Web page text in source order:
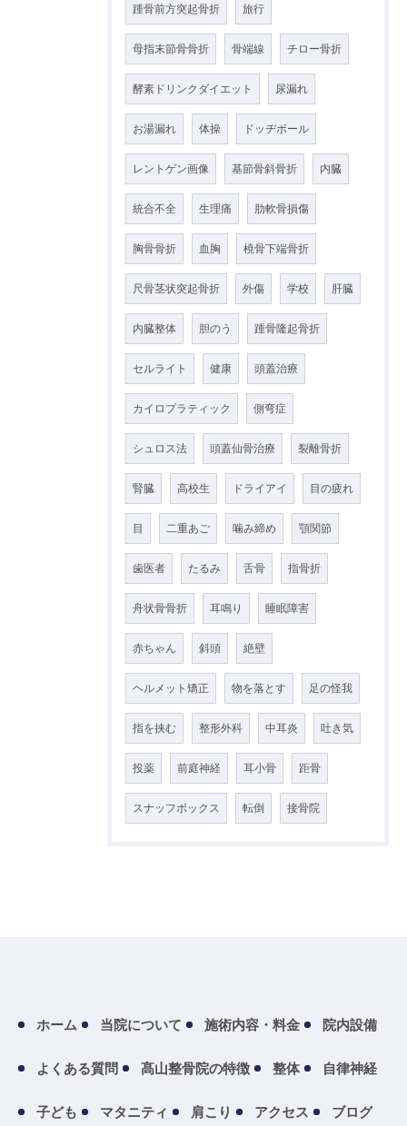
踵骨前方突起骨折 旅行
母指末節骨骨折 骨端線 チロー骨折
酵素ドリンクダイエット 尿漏れ
お湯漏れ 体操 ドッヂボール
レントゲン画像 基節骨斜骨折 内臓
統合不全 生理痛 肋軟骨損傷
胸骨骨折 血胸 橈骨下端骨折
尺骨茎状突起骨折 外傷 学校 肝臓
内臓整体 胆のう 踵骨隆起骨折
セルライト 健康 頭蓋治療
カイロプラティック 側弯症
シュロス法 頭蓋仙骨治療 裂離骨折
腎臓 高校生 ドライアイ 目の疲れ
目 二重あご 噛み締め 顎関節
歯医者 たるみ 舌骨 指骨折
舟状骨骨折 耳鳴り 睡眠障害
赤ちゃん 斜頭 絶壁
ヘルメット矯正 物を落とす 足の怪我
指を挟む 整形外科 中耳炎 吐き気
投薬 前庭神経 耳小骨 距骨
スナッフボックス 転倒 接骨院
ホーム 当院について 施術内容・料金 院内設備
よくある質問 髙山整骨院の特徴 整体 自律神経
子ども マタニティ 肩こり アクセス ブログ